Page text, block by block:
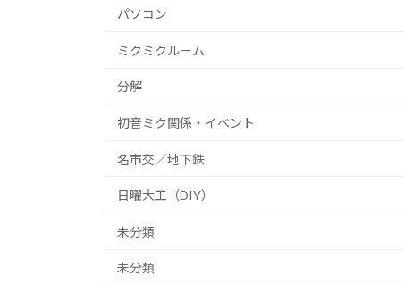
パソコン
ミクミクルーム
分解
初音ミク関係・イベント
名市交／地下鉄
日曜大工（DIY）
未分類
未分類